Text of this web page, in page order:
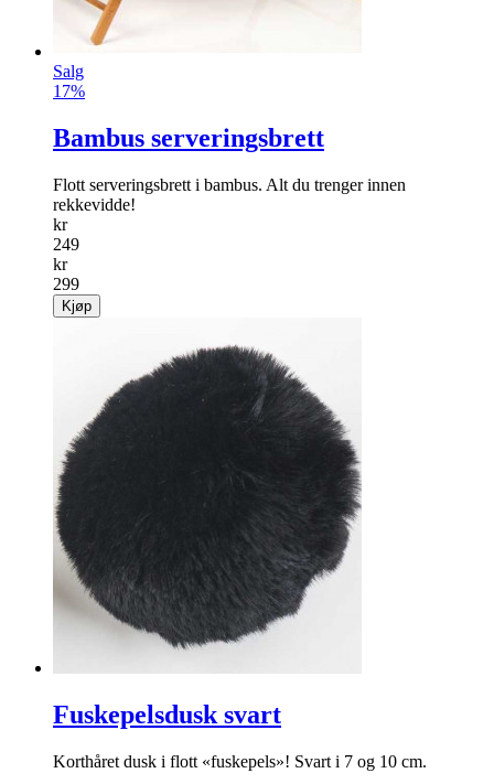
Salg
17%
Bambus serveringsbrett
Flott serveringsbrett i bambus. Alt du trenger innen
rekkevidde!
kr
249
kr
299
Kjøp
Fuskepelsdusk svart
Korthåret dusk i flott «fuskepels»! Svart i 7 og 10 cm.